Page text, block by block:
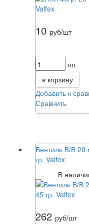
10 руб/шт
шт
в корзину
Добавить к
Сравнить
Вентиль В/В
гр. Valfex
В
262 руб/шт